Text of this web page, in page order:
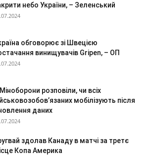
небо України, – Зеленський
обговорює зі Швецією
винищувачів Gripen, – ОП
розповіли, чи всіх
мобілізують після
даних
здолав Канаду в матчі за третє
Копа Америка